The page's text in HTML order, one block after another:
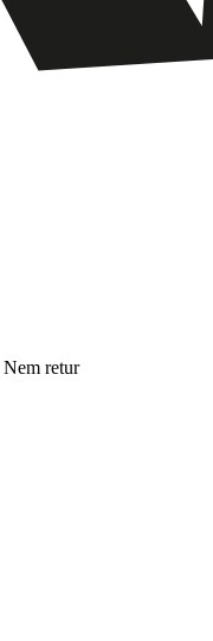
Nem retur